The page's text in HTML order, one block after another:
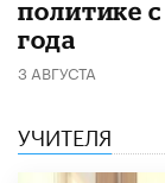
политике
года
3 АВГУСТА
УЧИТЕЛЯ